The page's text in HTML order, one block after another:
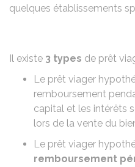
quelques établissements
Il existe 3 types de prêt
Le prêt viager
remboursement
capital et les intérêts
lors de la vente du
Le prêt viager
remboursement